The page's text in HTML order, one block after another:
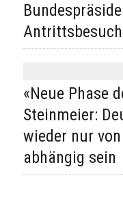
«Neue Phase
Steinmeier:
wieder nur
abhängig sein